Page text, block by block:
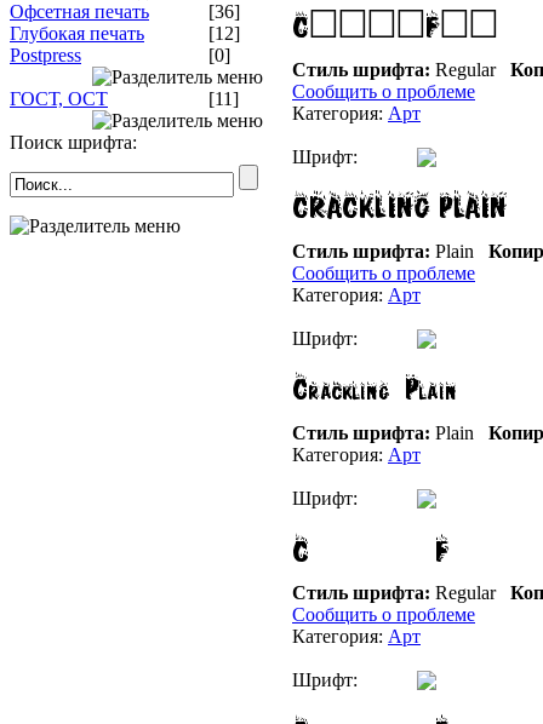
Офсетная печать
[36]
Глубокая печать
[12]
Postpress
[0]
ГОСТ, ОСТ [11]
Поиск шрифта:
Стиль шрифта: Regular
Сообщить о проблеме
Категория: Арт
Шрифт:
Стиль шрифта: Plain
Сообщить о проблеме
Категория: Арт
Шрифт:
Стиль шрифта: Plain
Категория: Арт
Шрифт:
Стиль шрифта: Regular
Сообщить о проблеме
Категория: Арт
Шрифт: